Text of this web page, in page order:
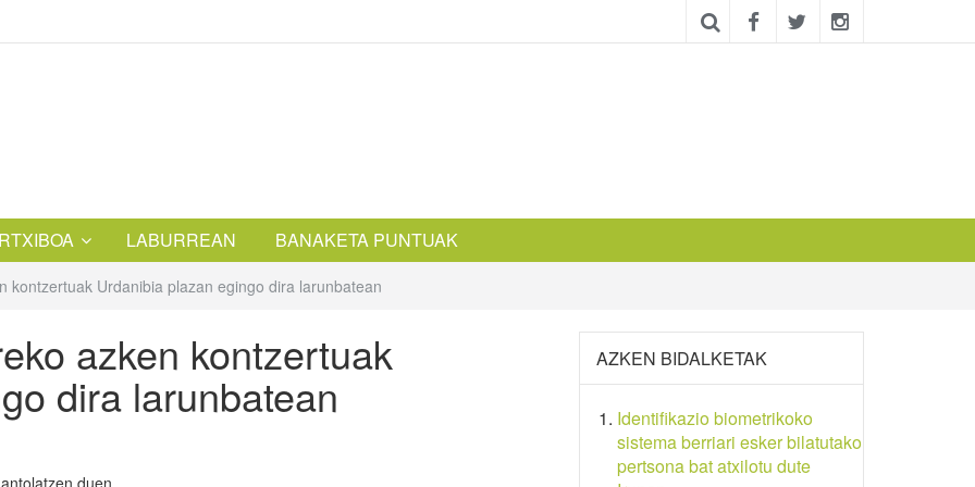
LABURREAN BANAKETA PUNTUAK
kontzertuak Urdanibia plazan egingo dira larunbatean
azken kontzertuak
dira larunbatean
duen
AZKEN BIDALKETAK
Identifikazio biometrikoko
sistema berriari esker bilatutako
pertsona bat atxilotu dute